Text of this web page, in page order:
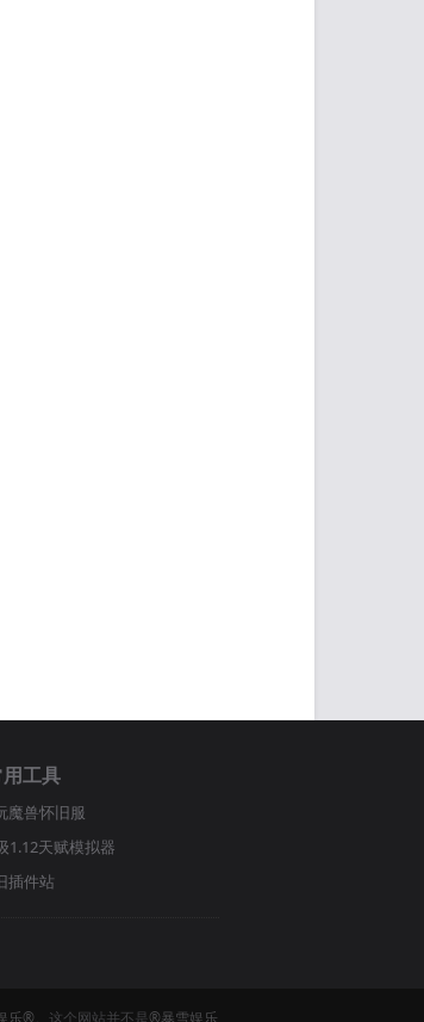
工具
魔兽怀旧服
1.12天赋模拟器
插件站
乐® 。这个网站并不是®暴雪娱乐